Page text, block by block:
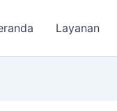
Layanan